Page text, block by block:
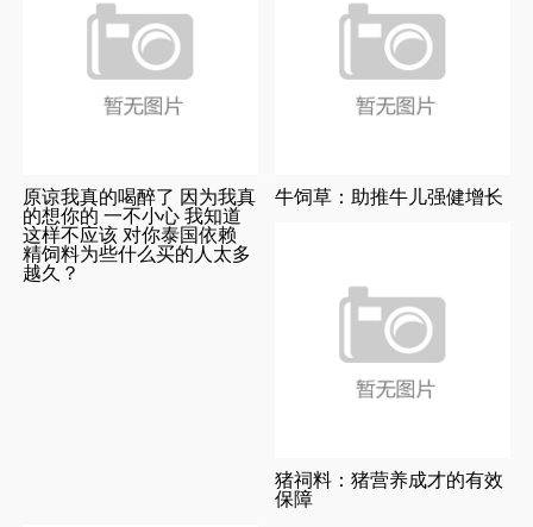
原谅我真的喝醉了 因为我真
的想你的 一不小心 我知道
这样不应该 对你泰国依赖
精饲料为些什么买的人太多
越久？
牛饲草：助推牛儿强健增长
猪祠料：猪营养成才的有效
保障